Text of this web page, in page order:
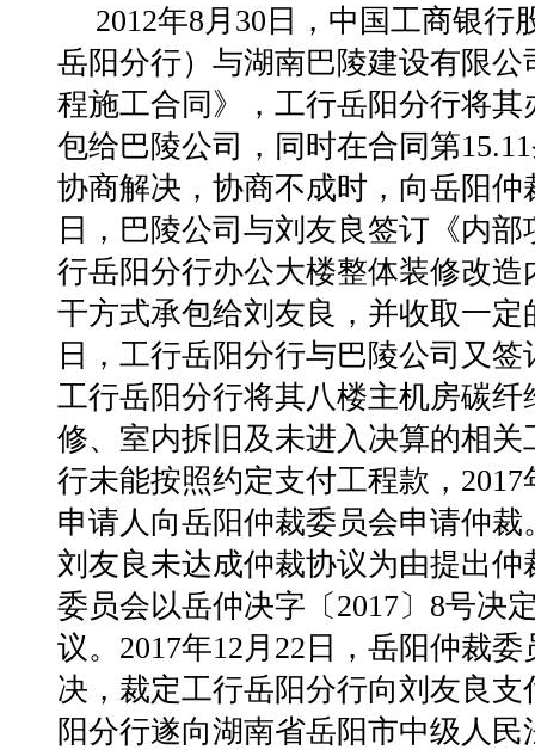
2012年8月30日，中国工商银
岳阳分行）与湖南巴陵建设有限
程施工合同》，工行岳阳分行将
包给巴陵公司，同时在合同第
协商解决，协商不成时，向岳阳仲
日，巴陵公司与刘友良签订《内
行岳阳分行办公大楼整体装修改
干方式承包给刘友良，并收取一定
日，工行岳阳分行与巴陵公司又
工行岳阳分行将其八楼主机房碳
修、室内拆旧及未进入决算的相
行未能按照约定支付工程款，
申请人向岳阳仲裁委员会申请仲
刘友良未达成仲裁协议为由提出
委员会以岳仲决字〔2017〕8号决
议。2017年12月22日，岳阳仲裁
决，裁定工行岳阳分行向刘友良
阳分行遂向湖南省岳阳市中